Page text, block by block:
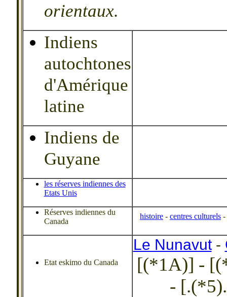
orientaux.
Indiens
autochtones
d'Amérique
latine
Indiens de
Guyane
les réserves indiennes des
Etats Unis
Réserves indiennes du
Canada
histoire - centres culturels -
Etat eskimo du Canada
Le Nunavut-
[(*1A)] -
-